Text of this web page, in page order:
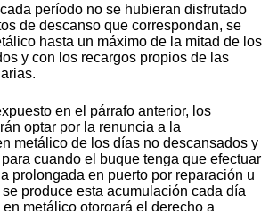
período no se hubieran disfrutado
de descanso que correspondan, se
hasta un máximo de la mitad de los
y con los recargos propios de las
en el párrafo anterior, los
optar por la renuncia a la
metálico de los días no descansados y
cuando el buque tenga que efectuar
prolongada en puerto por reparación u
produce esta acumulación cada día
metálico otorgará el derecho a